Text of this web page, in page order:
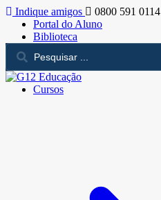
Indique amigos
0800 591 0114
Portal do Aluno
Biblioteca
Cursos